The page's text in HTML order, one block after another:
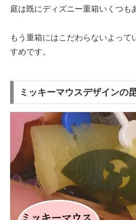
庭は既にディズニー重箱いくつも
もう重箱にはこだわらないよって
すめです。
ミッキーマウスデザインの